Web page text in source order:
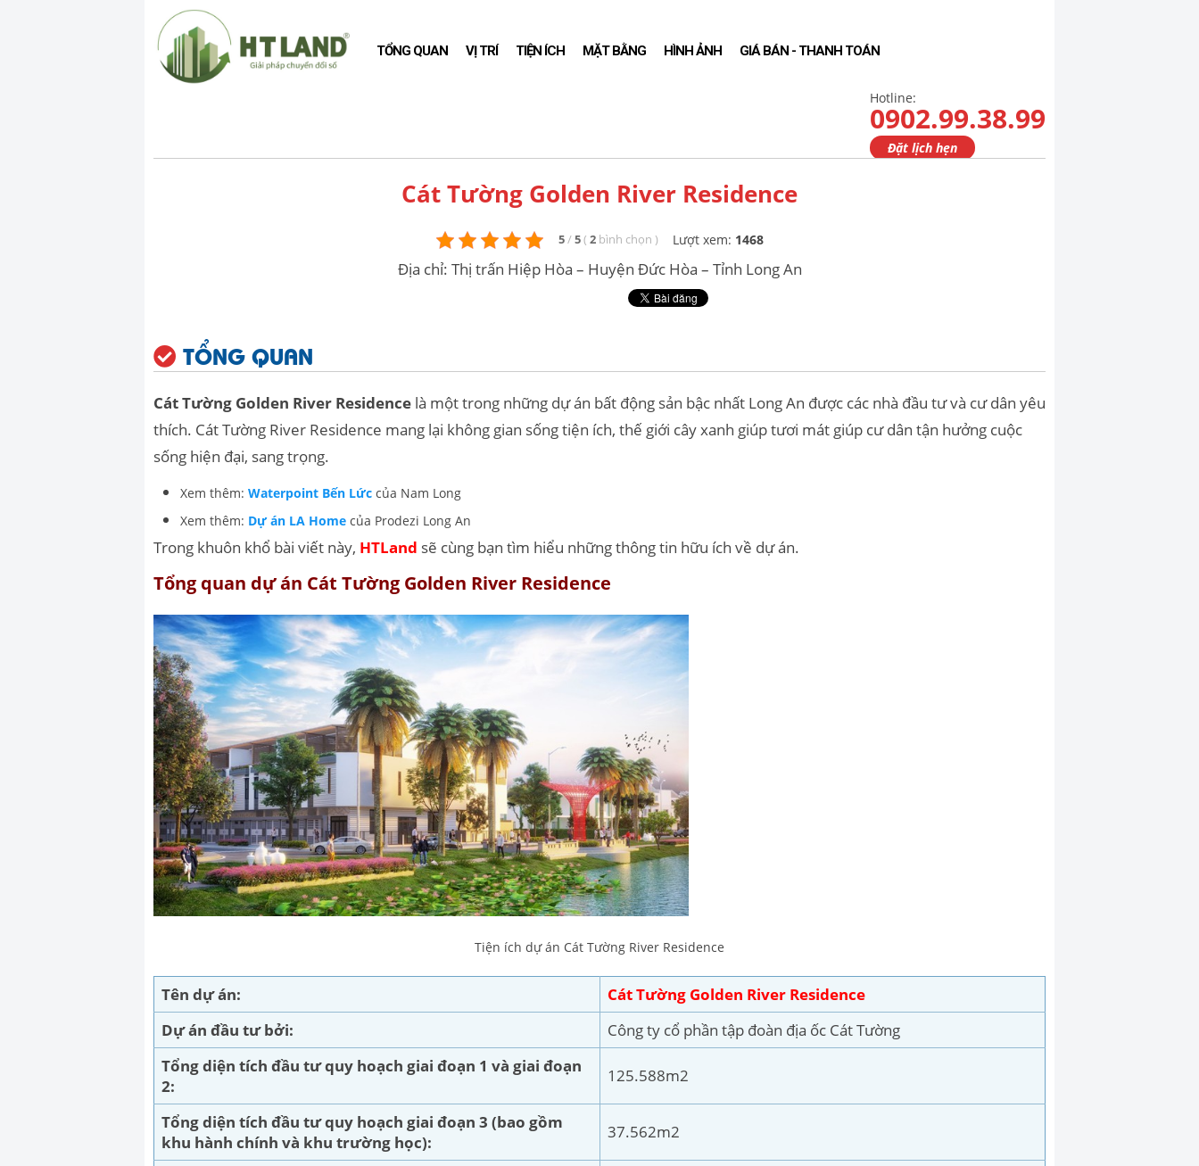
TỔNG QUAN VỊ TRÍ TIỆN ÍCH MẶT BẰNG HÌNH ẢNH GIÁ BÁN - THANH TOÁN
Hotline:
0902.99.38.99
Đặt lịch hẹn
Cát Tường Golden River Residence
5 / 5 ( 2 bình chọn ) Lượt xem: 1468
Địa chỉ: Thị trấn Hiệp Hòa – Huyện Đức Hòa – Tỉnh Long An
TỔNG QUAN
Cát Tường Golden River Residence là một trong những dự án bất động sản bậc nhất Long An được các nhà đầu tư và cư dân yêu
thích. Cát Tường River Residence mang lại không gian sống tiện ích, thế giới cây xanh giúp tươi mát giúp cư dân tận hưởng cuộc
sống hiện đại, sang trọng.
Xem thêm: Waterpoint Bến Lức của Nam Long
Xem thêm: Dự án LA Home của Prodezi Long An
Trong khuôn khổ bài viết này, HTLand sẽ cùng bạn tìm hiểu những thông tin hữu ích về dự án.
Tổng quan dự án Cát Tường Golden River Residence
Tiện ích dự án Cát Tường River Residence
Tên dự án: Cát Tường Golden River Residence
Dự án đầu tư bởi:
Công ty cổ phần tập đoàn địa ốc Cát Tường
Tổng diện tích đầu tư quy hoạch giai đoạn 1 và giai đoạn
2:
125.588m2
Tổng diện tích đầu tư quy hoạch giai đoạn 3 (bao gồm
khu hành chính và khu trường học):
37.562m2